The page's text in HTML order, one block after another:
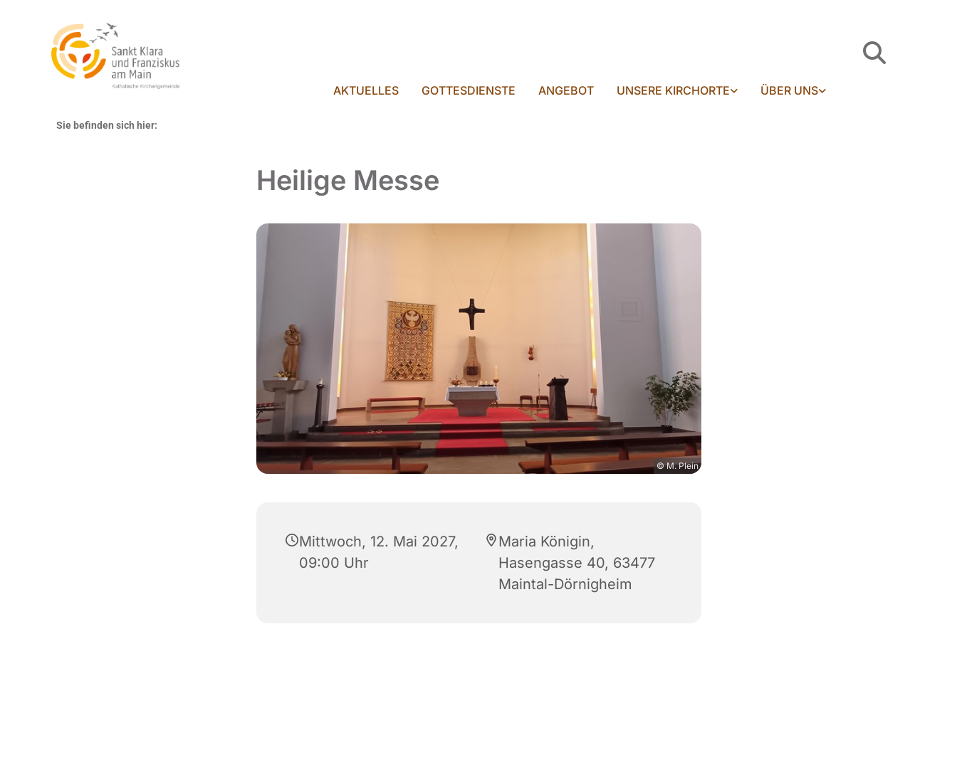
AKTUELLES GOTTESDIENSTE ANGEBOT UNSERE KIRCHORTE ÜBER UNS
Sie befinden sich hier:
Heilige Messe
© M. Plein
Mittwoch, 12. Mai 2027,
09:00 Uhr
Maria Königin,
Hasengasse 40, 63477
Maintal-Dörnigheim